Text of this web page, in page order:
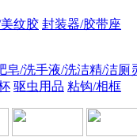
纹胶 封装器/胶带座
皂/洗手液/洗洁精/洁厕
驱虫用品 粘钩/相框